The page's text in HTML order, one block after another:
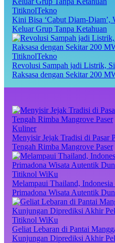
TitiknolTekno
Kini Bisa ‘Cabut Diam-Diam’,
Keluar Grup Tanpa Ketahuan
TitiknolTekno
Revolusi Sampah jadi Listrik,
Raksasa dengan Sekitar 200
Kuliner
Menyisir Jejak Tradisi di Pasar
Tengah Rimba Mangrove Paser
Titiknol WiKu
Melampaui Thailand,
Primadona Wisata Autentik
Titiknol WiKu
Geliat Lebaran di Pantai
Kunjungan Diprediksi Akhir